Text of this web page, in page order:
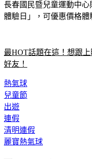
體驗日」，可優惠價格
好友！
兒童節
出遊
連假
清明連假
麗寶熱氣球